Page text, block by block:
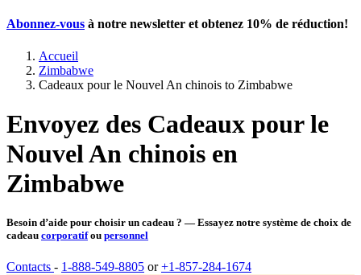
Abonnez-vous à notre newsletter et obtenez 10% de réduction!
Accueil
Zimbabwe
Cadeaux pour le Nouvel An chinois to Zimbabwe
Envoyez des Cadeaux pour le
Nouvel An chinois en
Zimbabwe
Besoin d’aide pour choisir un cadeau ? — Essayez notre système de choix de
cadeau corporatifou personnel
Contacts - 1-888-549-8805 or+1-857-284-1674